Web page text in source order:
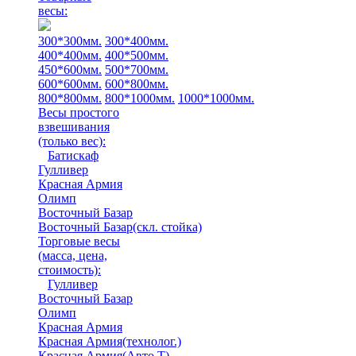
весы:
300*300мм. 300*400мм.
400*400мм. 400*500мм.
450*600мм. 500*700мм.
600*600мм. 600*800мм.
800*800мм. 800*1000мм. 1000*1000мм.
Весы простого
взвешивания
(только вес):
Батискаф
Гулливер
Красная Армия
Олимп
Восточный Базар
Восточный Базар(скл. стойка)
Торговые весы
(масса, цена,
стоимость):
Гулливер
Восточный Базар
Олимп
Красная Армия
Красная Армия(технолог.)